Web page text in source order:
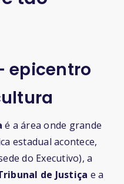
epicentro
é a área onde grande
estadual acontece,
do Executivo), a
de Justiça e a